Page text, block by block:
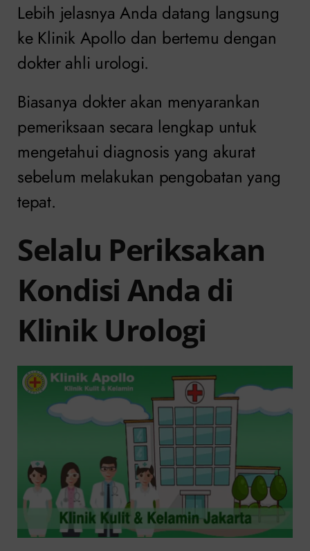
Lebih jelasnya Anda datang langsung
ke Klinik Apollo dan bertemu dengan
dokter ahli urologi.
Biasanya dokter akan menyarankan
pemeriksaan secara lengkap untuk
mengetahui diagnosis yang akurat
sebelum melakukan pengobatan yang
tepat.
Selalu Periksakan
Kondisi Anda di
Klinik Urologi